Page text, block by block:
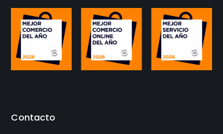
Contacto